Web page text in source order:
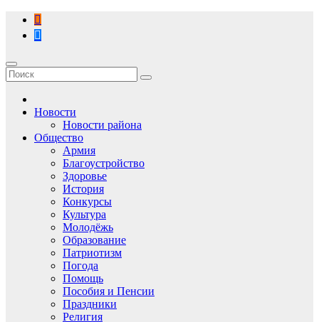
Перейти
содержимому
Новости
Новости района
Общество
Армия
Благоустройство
Здоровье
История
Конкурсы
Культура
Молодёжь
Образование
Патриотизм
Погода
Помощь
Пособия и Пенсии
Праздники
Религия